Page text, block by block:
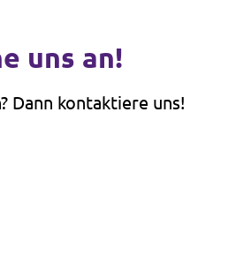
uns an!
Dann kontaktiere uns!